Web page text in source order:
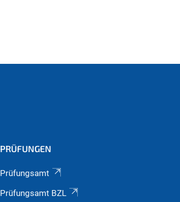
PRÜFUNGEN
Prüfungsamt
Prüfungsamt BZL